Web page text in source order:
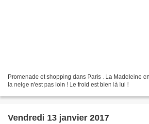
Promenade et shopping dans Paris . La Madeleine
la neige n'est pas loin ! Le froid est bien là lui !
Vendredi 13 janvier 2017